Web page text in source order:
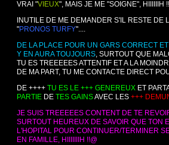
VRAI "VIEUX", MAIS JE ME "SOIGNE", HIIIIIIH
INUTILE DE ME DEMANDER S'IL RESTE DE
"PRONOS TURFY"....
DE LA PLACE POUR UN GARS CORRECT
Y EN AURA TOUJOURS, SURTOUT QUE
TU ES TREEEEES ATTENTIF ET A LA
DE MA PART, TU ME CONTACTE DIRECT
DE ++++ TU ES LE +++ GENEREUX ET
PARTIE DE TES GAINSAVEC LES +++
JE SUIS TREEEEES CONTENT DE TE
SURTOUT HEUREUX DE SAVOIR QUE TON
L'HOPITAL POUR CONTINUER/TERMINER
EN FAMILLE, HIIIIIIIH !!@